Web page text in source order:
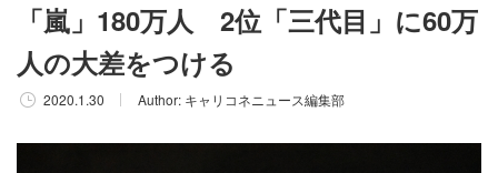
「嵐」180万人 2位「三代目」に60万
人の大差をつける
2020.1.30 Author: キャリコネニュース編集部